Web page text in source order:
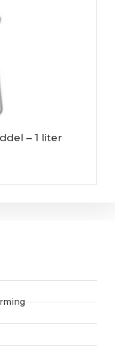
– 1 liter